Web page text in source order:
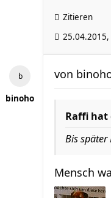
Zitieren
25.04.2015,
binoho
von
Raffi hat
Bis später
Mensch